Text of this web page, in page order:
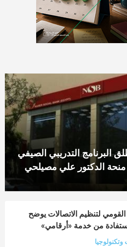
البرنامج التدريبي الصيفي
الدكتور علي مصيلحي
لتنظيم الاتصالات يوضح
من خدمة «أرقامي»
وتكنولوجيا